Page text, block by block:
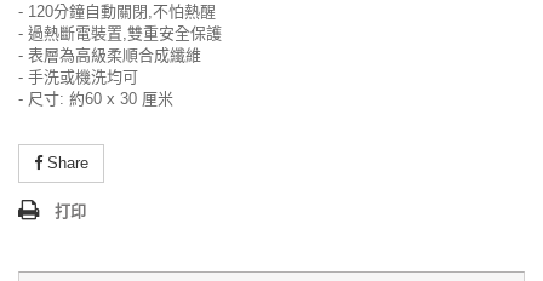
- 120分鐘自動關閉,不怕熱醒
- 過熱斷電裝置,雙重安全保護
- 表層為高級柔順合成纖維
- 手洗或機洗均可
- 尺寸: 約60 x 30 厘米
Share
打印